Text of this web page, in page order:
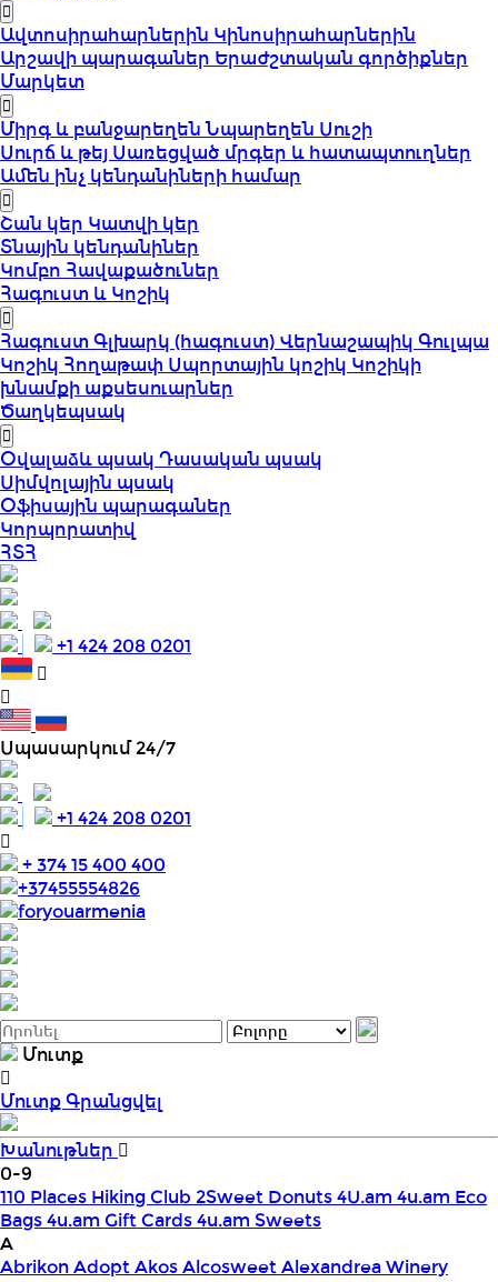
Ավտոսիրահարներին Կինոսիրահարներին
Արշավի պարագաներ Երաժշտական գործիքներ
Մարկետ
Միրգ և բանջարեղենՆպարեղեն Սուշի
Սուրճ և թեյ Սառեցված մրգեր և հատապտուղներ
Ամեն ինչ կենդանիների համար
Շան կեր Կատվի կեր
Տնային կենդանիներ
Կոմբո Հավաքածուներ
Հագուստ և Կոշիկ
Հագուստ Գլխարկ (հագուստ) Վերնաշապիկ Գուլպա
Կոշիկ Հողաթափ Սպորտային կոշիկ Կոշիկի
խնամքի աքսեսուարներ
Ծաղկեպսակ
Օվալաձև պսակ Դասական պսակ
Սիմվոլային պսակ
Օֆիսային պարագաներ
Կորպորատիվ
ՀՏՀ
+1 424 208 0201
Սպասարկում 24/7
+1 424 208 0201
+ 374 15 400 400
+37455554826
foryouarmenia
Մուտք
ՄուտքԳրանցվել
Խանութներ
0-9
110 Places Hiking Club 2Sweet Donuts4U.am 4u.am Eco
Bags4u.am Gift Cards4u.am Sweets
A
AbrikonAdoptAkosAlcosweetAlexandrea Winery